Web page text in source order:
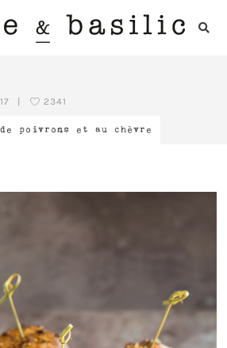
poivrons et au chèvre
2341